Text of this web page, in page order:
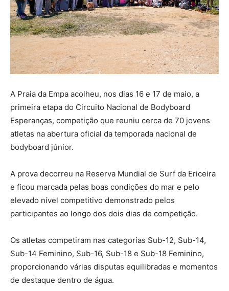
A Praia da Empa acolheu, nos dias 16 e 17 de maio, a
primeira etapa do Circuito Nacional de Bodyboard
Esperanças, competição que reuniu cerca de 70 jovens
atletas na abertura oficial da temporada nacional de
bodyboard júnior.
A prova decorreu na Reserva Mundial de Surf da Ericeira
e ficou marcada pelas boas condições do mar e pelo
elevado nível competitivo demonstrado pelos
participantes ao longo dos dois dias de competição.
Os atletas competiram nas categorias Sub-12, Sub-14,
Sub-14 Feminino, Sub-16, Sub-18 e Sub-18 Feminino,
proporcionando várias disputas equilibradas e momentos
de destaque dentro de água.